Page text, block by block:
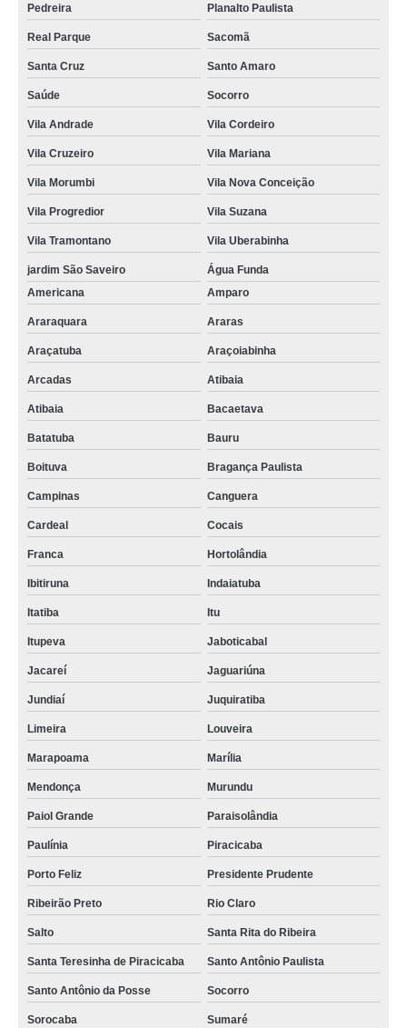
Pedreira Planalto Paulista
Real Parque Sacomã
Santa Cruz Santo Amaro
Saúde Socorro
Vila Andrade Vila Cordeiro
Vila Cruzeiro Vila Mariana
Vila Morumbi Vila Nova Conceição
Vila Progredior Vila Suzana
Vila Tramontano Vila Uberabinha
jardim São Saveiro
Água Funda
Americana
Amparo
Araraquara Araras
Araçatuba Araçoiabinha
Arcadas Atibaia
Atibaia Bacaetava
Batatuba Bauru
Boituva Bragança Paulista
Campinas Canguera
Cardeal Cocais
Franca Hortolândia
Ibitiruna Indaiatuba
Itatiba Itu
Itupeva Jaboticabal
Jacareí Jaguariúna
Jundiaí Juquiratiba
Limeira Louveira
Marapoama Marília
Mendonça Murundu
Paiol Grande Paraisolândia
Paulínia Piracicaba
Porto Feliz Presidente Prudente
Ribeirão Preto Rio Claro
Salto Santa Rita do Ribeira
Santa Teresinha de Piracicaba Santo Antônio Paulista
Santo Antônio da Posse Socorro
Sorocaba Sumaré